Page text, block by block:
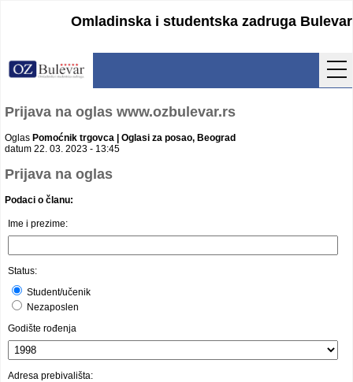
Omladinska i studentska zadruga Bulevar
Usluge
Kontakt
Prijava na oglas www.ozbulevar.rs
Oglas Pomoćnik trgovca | Oglasi za posao, Beograd
datum 22. 03. 2023 - 13:45
Prijava na oglas
Podaci o članu:
Ime i prezime:
Status:
Student/učenik
Nezaposlen
Godište rođenja
Adresa prebivališta: